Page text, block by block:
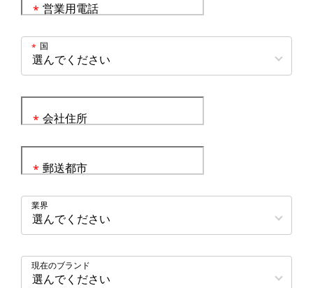
営業用電話
*
国
*
会社住所
*
郵送都市
*
業界
現在のブランド